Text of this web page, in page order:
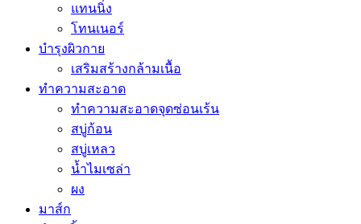
แทนนิ่ง
โทนเนอร์
บำรุงผิวกาย
เสริมสร้างกล้ามเนื้อ
ทำความสะอาด
ทำความสะอาดจุดซ่อนเร้น
สบู่ก้อน
สบู่เหลว
น้ำไมเซล่า
ผง
มาส์ก